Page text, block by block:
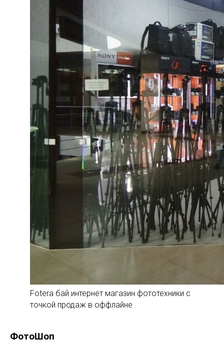
Fotera бай интернет магазин фототехники с
точкой продаж в оффлайне
ФотоШоп